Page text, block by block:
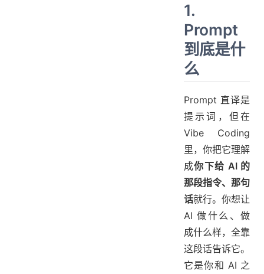
1.
Prompt
到底是什
么
Prompt 直译是
提示词，但在
Vibe Coding
里，你把它理解
成你下给 AI 的
那段指令、那句
话就行。你想让
AI 做什么、做
成什么样，全靠
这段话告诉它。
它是你和 AI 之